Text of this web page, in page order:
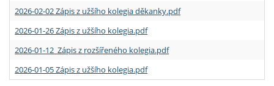
2026-02-02 Zápis z užšího kolegia děkanky.pdf
2026-01-26 Zápis z užšího kolegia.pdf
2026-01-12 Zápis z rozšířeného kolegia.pdf
2026-01-05 Zápis z užšího kolegia.pdf